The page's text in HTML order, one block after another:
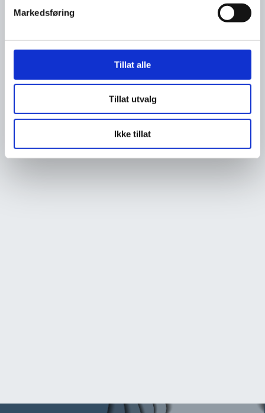
Markedsføring
Tillat alle
Tillat utvalg
Ikke tillat